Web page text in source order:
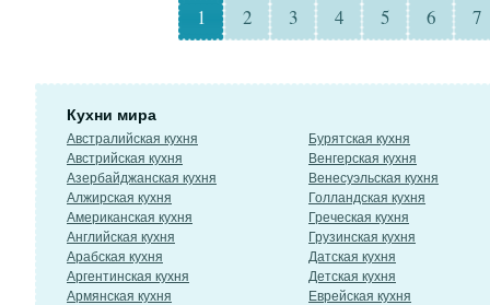
1 2 3 4 5 6 7
Кухни мира
Австралийская кухня
Австрийская кухня
Азербайджанская кухня
Алжирская кухня
Американская кухня
Английская кухня
Арабская кухня
Аргентинская кухня
Армянская кухня
Бурятская кухня
Венгерская кухня
Венесуэльская кухня
Голландская кухня
Греческая кухня
Грузинская кухня
Датская кухня
Детская кухня
Еврейская кухня